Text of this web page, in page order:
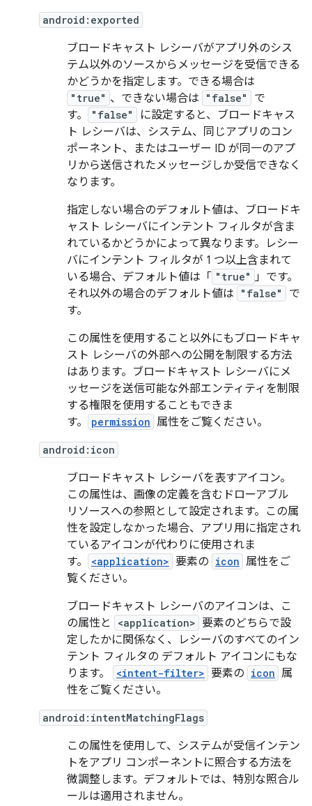
android:exported
ブロードキャスト レシーバがアプリ外のシス
テム以外のソースからメッセージを受信できる
かどうかを指定します。できる場合は
"true" 、できない場合は "false"
で
す。
"false"
に設定すると、ブロードキャス
ト レシーバは、システム、同じアプリのコン
ポーネント、またはユーザー ID が同一のアプ
リから送信されたメッセージしか受信できなく
なります。
指定しない場合のデフォルト値は、ブロードキ
ャスト レシーバにインテント フィルタが含ま
れているかどうかによって異なります。レシー
バにインテント フィルタが 1 つ以上含まれて
いる場合、デフォルト値は「 "true" 」です。
それ以外の場合のデフォルト値は
"false"
で
す。
この属性を使用すること以外にもブロードキャ
スト レシーバの外部への公開を制限する方法
はあります。ブロードキャスト レシーバにメ
ッセージを送信可能な外部エンティティを制限
する権限を使用することもできま
す。
permission 属性をご覧ください。
android:icon
ブロードキャスト レシーバを表すアイコン。
この属性は、画像の定義を含むドローアブル
リソースへの参照として設定されます。この属
性を設定しなかった場合、アプリ用に指定され
ているアイコンが代わりに使用されま
す。
<application> 要素の icon 属性をご
覧ください。
ブロードキャスト レシーバのアイコンは、こ
の属性と
<application> 要素のどちらで設
定したかに関係なく、レシーバのすべてのイン
テント フィルタの デフォルト アイコンにもな
ります。
<intent-filter> 要素の icon 属
性をご覧ください。
android:intentMatchingFlags
この属性を使用して、システムが受信インテン
トをアプリ コンポーネントに照合する方法を
微調整します。デフォルトでは、特別な照合ル
ールは適用されません。